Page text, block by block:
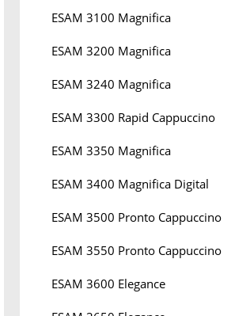
ESAM 3100 Magnifica
ESAM 3200 Magnifica
ESAM 3240 Magnifica
ESAM 3300 Rapid Cappuccino
ESAM 3350 Magnifica
ESAM 3400 Magnifica Digital
ESAM 3500 Pronto Cappuccino
ESAM 3550 Pronto Cappuccino
ESAM 3600 Elegance